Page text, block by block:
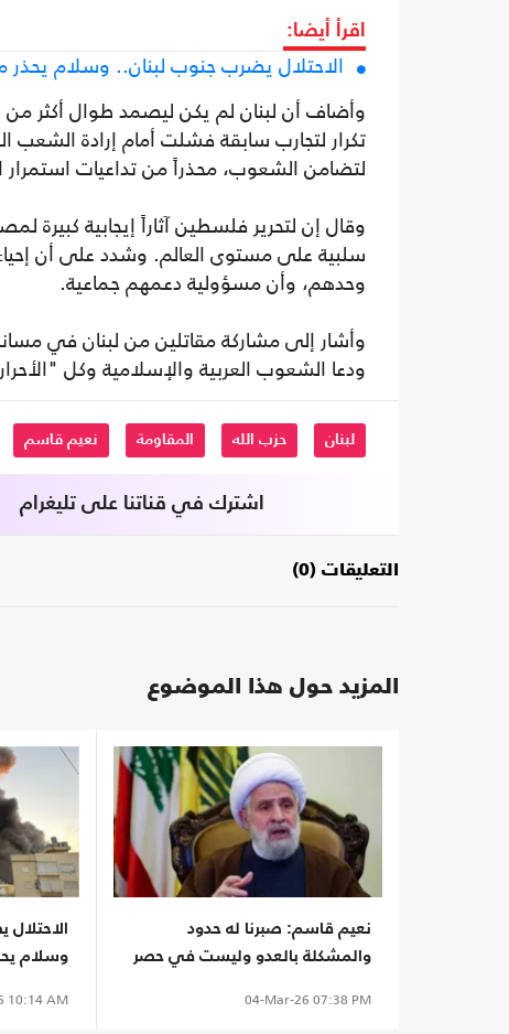
اقرأ أيضا:
الاحتلال يضرب جنوب لبنان.. وسلام
وأضاف أن لبنان لم يكن ليصمد طوال أكثر من
تكرار لتجارب سابقة فشلت أمام إرادة الشعب
لتضامن الشعوب، محذراً من تداعيات استمرار
وقال إن لتحرير فلسطين آثاراً إيجابية
سلبية على مستوى العالم. وشدد على أن
وحدهم، وأن مسؤولية دعمهم جماعية.
وأشار إلى مشاركة مقاتلين من لبنان في
ودعا الشعوب العربية والإسلامية وكل
لبنان حزب الله المقاومة نعيم قاسم
اشترك في قناتنا على تليغرام
التعليقات (0)
المزيد حول هذا الموضوع
نعيم قاسم: صبرنا له حدود
والمشكلة بالعدو وليست في حصر
04-Mar-26 07:38 PM
وسلام
10:14 AM